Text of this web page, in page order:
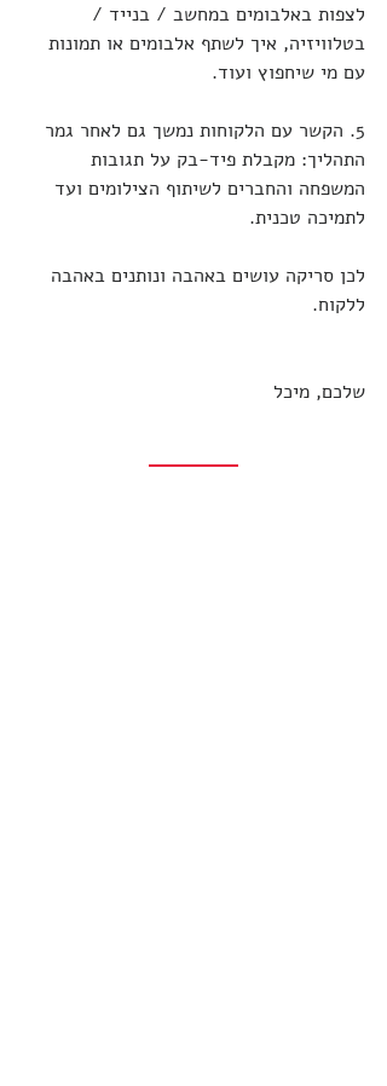
לצפות באלבומים במחשב / בנייד /
בטלוויזיה, איך לשתף אלבומים או תמונות
עם מי שיחפוץ ועוד.
5. הקשר עם הלקוחות נמשך גם לאחר גמר
התהליך: מקבלת פיד-בק על תגובות
המשפחה והחברים לשיתוף הצילומים ועד
לתמיכה טכנית.
לכן סריקה עושים באהבה ונותנים באהבה
ללקוח.
שלכם, מיכל